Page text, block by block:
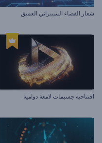
شعار الفضاء السيبراني العميق
افتتاحية جسيمات لامعة دوامية